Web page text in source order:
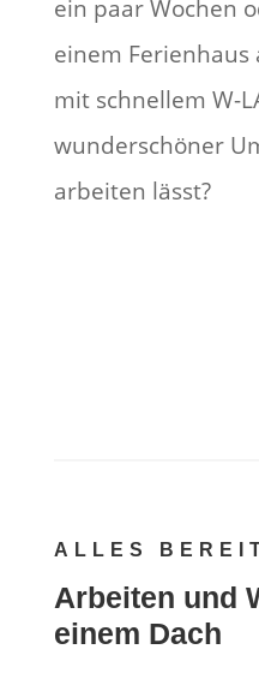
ein paar Wochen
einem Ferienhaus
mit schnellem W-
wunderschöner
arbeiten lässt?
ALLES
Arbeiten und
einem Dach